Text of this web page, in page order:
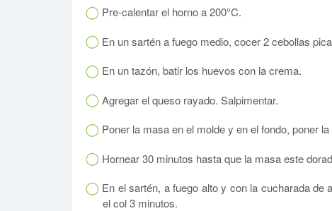
Pre-calentar el horno a 200°C.
En un sartén a fuego medio, cocer 2 cebollas
En un tazón, batir los huevos con la crema.
Agregar el queso rayado. Salpimentar.
Poner la masa en el molde y en el fondo, poner
Hornear 30 minutos hasta que la masa este
En el sartén, a fuego alto y con la cucharada
el col 3 minutos.